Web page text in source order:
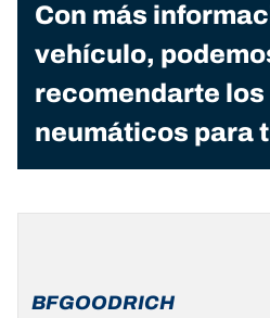
Con más
vehículo,
recomendarte los
neumáticos para
BFGOODRICH